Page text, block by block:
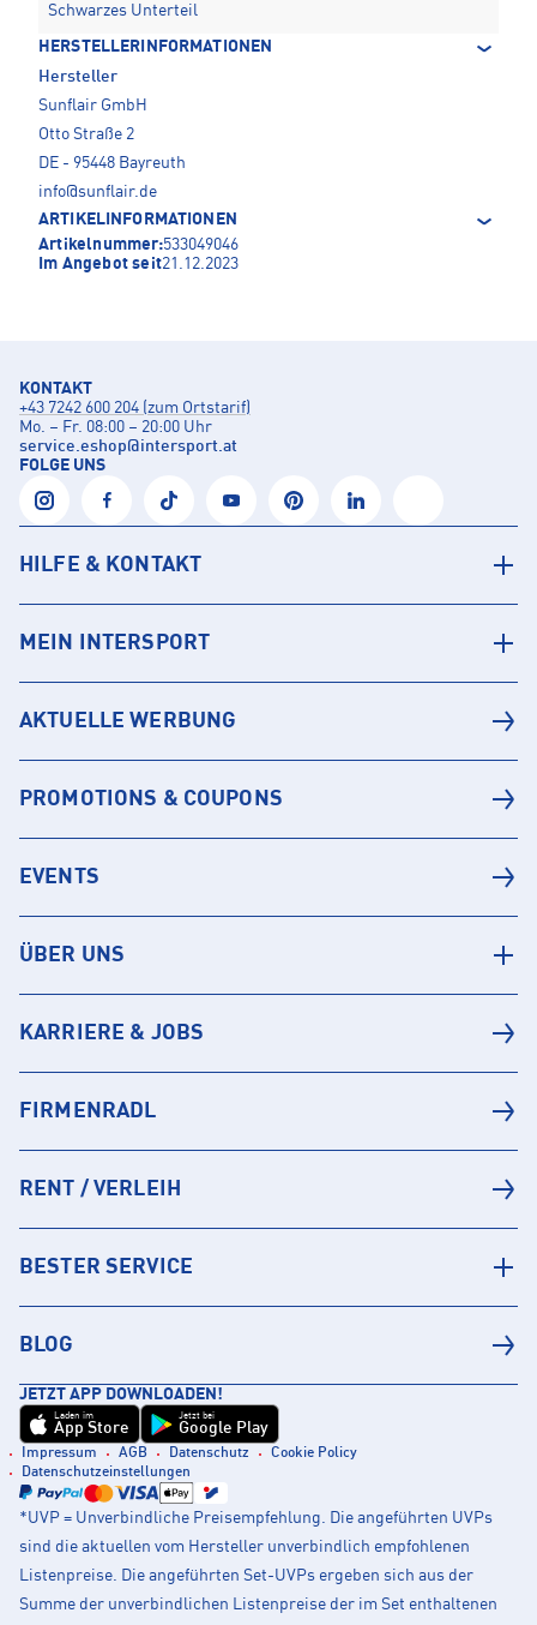
Schwarzes Unterteil
HERSTELLERINFORMATIONEN
Hersteller
Sunflair GmbH
Otto Straße 2
DE - 95448 Bayreuth
info@sunflair.de
ARTIKELINFORMATIONEN
Artikelnummer:533049046
Im Angebot seit21.12.2023
KONTAKT
+43 7242 600 204 (zum Ortstarif)
Mo. – Fr. 08:00 – 20:00 Uhr
service.eshop@intersport.at
FOLGE UNS
HILFE & KONTAKT
MEIN INTERSPORT
AKTUELLE WERBUNG
PROMOTIONS & COUPONS
EVENTS
ÜBER UNS
KARRIERE & JOBS
FIRMENRADL
RENT / VERLEIH
BESTER SERVICE
BLOG
JETZT APP DOWNLOADEN!
Laden im
App Store
Jetzt bei
Google Play
Impressum AGB Datenschutz
Cookie Policy
Datenschutzeinstellungen
*UVP = Unverbindliche Preisempfehlung. Die angeführten UVPs
sind die aktuellen vom Hersteller unverbindlich empfohlenen
Listenpreise. Die angeführten Set-UVPs ergeben sich aus der
Summe der unverbindlichen Listenpreise der im Set enthaltenen